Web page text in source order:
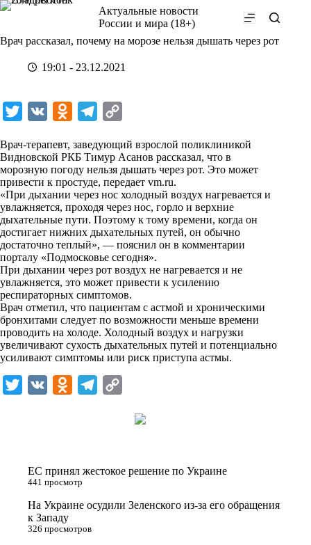
Перейти
Актуальные новости
России и мира (18+)
Врач рассказал, почему на морозе нельзя дышать через рот
19:01 - 23.12.2021
i
t
t
e
r
n
o
k
l
a
s
s
n
i
k
i
l
e
g
r
a
m
p
y
L
i
n
k
Врач-терапевт, заведующий взрослой поликлиникой
Видновской РКБ Тимур Асанов рассказал, что в
морозную погоду нельзя дышать через рот. Это может
привести к простуде, передает vm.ru.
«При дыхании через нос холодный воздух нагревается и
увлажняется, проходя через нос, горло и верхние
дыхательные пути. Поэтому к тому времени, когда он
достигает нижних дыхательных путей, он обычно
достаточно теплый», — пояснил он в комментарии
порталу «Подмосковье сегодня».
При дыхании через рот воздух не нагревается и не
увлажняется, это может привести к усилению
респираторных симптомов.
Врач отметил, что пациентам с астмой и хроническими
бронхитами следует по возможности меньше времени
проводить на холоде. Холодный воздух и нагрузки
увеличивают сухость дыхательных путей и потенциально
усиливают симптомы или риск приступа астмы.
l
a
a
n
ЕС принял жестокое решение по Украине
441 просмотр
На Украине осудили Зеленского из-за его обращения
к Западу
326 просмотров